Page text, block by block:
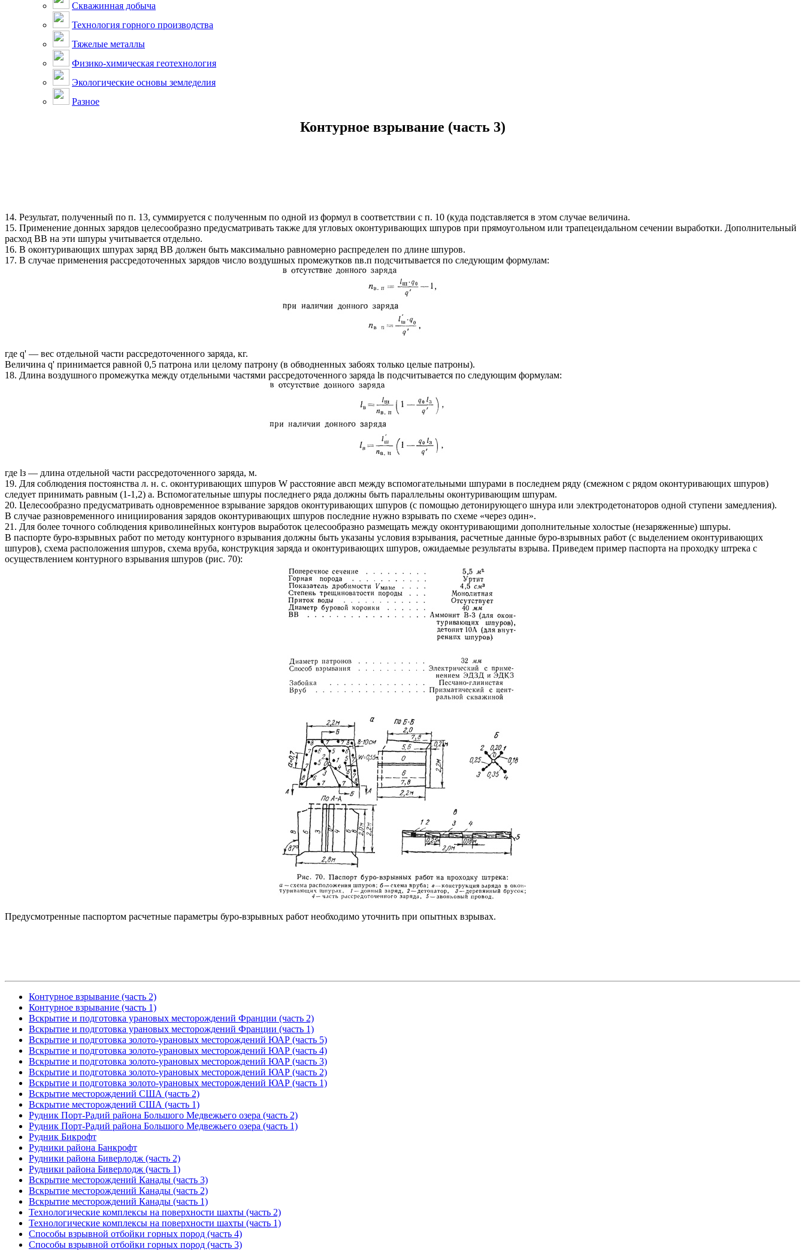
Скважинная добыча
Технология горного производства
Тяжелые металлы
Физико-химическая геотехнология
Экологические основы земледелия
Разное
Контурное взрывание (часть 3)
14. Результат, полученный по п. 13, суммируется с полученным по одной из формул в соответствии с п. 10 (куда подставляется в этом случае величина.
15. Применение донных зарядов целесообразно предусматривать также для угловых оконтуривающих шпуров при прямоугольном или трапецеидальном сечении выработки. Дополнительный
расход ВВ на эти шпуры учитывается отдельно.
16. В оконтуривающих шпурах заряд ВВ должен быть максимально равномерно распределен по длине шпуров.
17. В случае применения рассредоточенных зарядов число воздушных промежутков nв.п подсчитывается по следующим формулам:
где q' — вес отдельной части рассредоточенного заряда, кг.
Величина q' принимается равной 0,5 патрона или целому патрону (в обводненных забоях только целые патроны).
18. Длина воздушного промежутка между отдельными частями рассредоточенного заряда lв подсчитывается по следующим формулам:
где lз — длина отдельной части рассредоточенного заряда, м.
19. Для соблюдения постоянства л. н. с. оконтуривающих шпуров W расстояние авсп между вспомогательными шпурами в последнем ряду (смежном с рядом оконтуривающих шпуров)
следует принимать равным (1-1,2) а. Вспомогательные шпуры последнего ряда должны быть параллельны оконтуривающим шпурам.
20. Целесообразно предусматривать одновременное взрывание зарядов оконтуривающих шпуров (с помощью детонирующего шнура или электродетонаторов одной ступени замедления).
В случае разновременного инициирования зарядов оконтуривающих шпуров последние нужно взрывать по схеме «через один».
21. Для более точного соблюдения криволинейных контуров выработок целесообразно размещать между оконтуривающими дополнительные холостые (незаряженные) шпуры.
В паспорте буро-взрывных работ по методу контурного взрывания должны быть указаны условия взрывания, расчетные данные буро-взрывных работ (с выделением оконтуривающих
шпуров), схема расположения шпуров, схема вруба, конструкция заряда и оконтуривающих шпуров, ожидаемые результаты взрыва. Приведем пример паспорта на проходку штрека с
осуществлением контурного взрывания шпуров (рис. 70):
Предусмотренные паспортом расчетные параметры буро-взрывных работ необходимо уточнить при опытных взрывах.
Контурное взрывание (часть 2)
Контурное взрывание (часть 1)
Вскрытие и подготовка урановых месторождений Франции (часть 2)
Вскрытие и подготовка урановых месторождений Франции (часть 1)
Вскрытие и подготовка золото-урановых месторождений ЮАР (часть 5)
Вскрытие и подготовка золото-урановых месторождений ЮАР (часть 4)
Вскрытие и подготовка золото-урановых месторождений ЮАР (часть 3)
Вскрытие и подготовка золото-урановых месторождений ЮАР (часть 2)
Вскрытие и подготовка золото-урановых месторождений ЮАР (часть 1)
Вскрытие месторождений США (часть 2)
Вскрытие месторождений США (часть 1)
Рудник Порт-Радий района Большого Медвежьего озера (часть 2)
Рудник Порт-Радий района Большого Медвежьего озера (часть 1)
Рудник Бикрофт
Рудники района Банкрофт
Рудники района Биверлодж (часть 2)
Рудники района Биверлодж (часть 1)
Вскрытие месторождений Канады (часть 3)
Вскрытие месторождений Канады (часть 2)
Вскрытие месторождений Канады (часть 1)
Технологические комплексы на поверхности шахты (часть 2)
Технологические комплексы на поверхности шахты (часть 1)
Способы взрывной отбойки горных пород (часть 4)
Способы взрывной отбойки горных пород (часть 3)